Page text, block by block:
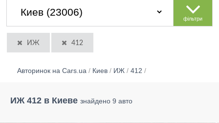
фільтри
ИЖ 412
Авторинок на Cars.ua / Киев / ИЖ / 412 /
ИЖ 412 в Киеве знайдено 9 авто